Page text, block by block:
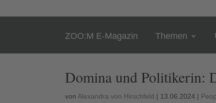
ZOO:M E-Magazin Themen
Domina und Politikerin:
von Alexandra von Hirschfeld | 13.06.2024 |